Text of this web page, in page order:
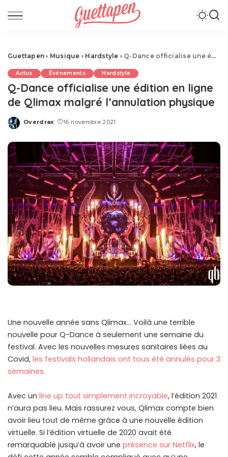
Guettapen › Musique › Hardstyle › Q-Dance officialise une édition en ligne de Qlimax malgré l’annulation physique
Actus Événements Hardstyle
Q-Dance officialise une édition en ligne
de Qlimax malgré l’annulation physique
Posted
Overdrax 16 novembre 2021
Une nouvelle année sans Qlimax… Voilà une terrible
nouvelle pour Q-Dance à seulement une semaine du
festival. Avec les nouvelles mesures sanitaires liées au
Covid, les festivals hollandais ont tous été annulés pour 3
semaines.
Avec un line up tout simplement incroyable, l’édition 2021
n’aura pas lieu. Mais rassurez vous, Qlimax compte bien
avoir lieu tout de même grâce à une nouvelle édition
virtuelle. Si l’édition virtuelle de 2020 avait été
remarquable jusqu’à avoir une présence sur Netflix, le